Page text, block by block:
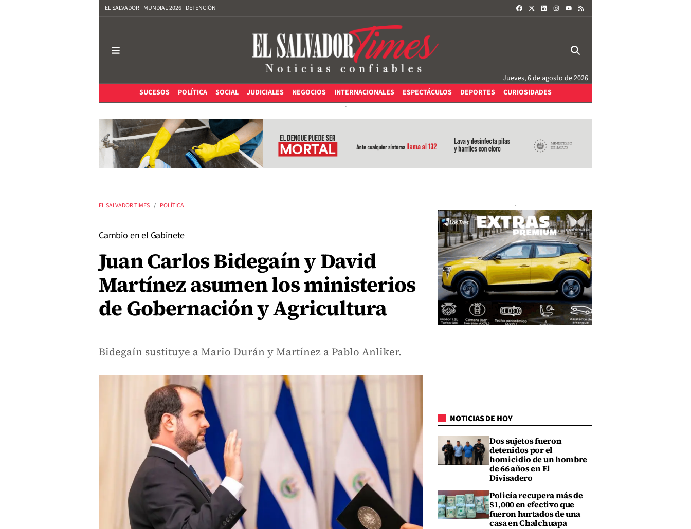
EL SALVADOR MUNDIAL 2026 DETENCIÓN FACEBOOKLINKEDININSTAGRAM
Jueves, 6 de agosto de 2026
SUCESOS
POLÍTICA SOCIAL JUDICIALES NEGOCIOS INTERNACIONALES ESPECTÁCULOS DEPORTES CURIOSIDADES
EL SALVADOR TIMES POLÍTICA
Cambio en el Gabinete
Juan Carlos Bidegaín y David
Martínez asumen los ministerios
de Gobernación y Agricultura
Bidegaín sustituye a Mario Durán y Martínez a Pablo Anliker.
NOTICIAS DE HOY
Dos sujetos fueron
detenidos por el
homicidio de un hombre
de 66 años en El
Divisadero
Policía recupera más de
$1,000 en efectivo que
fueron hurtados de una
casa en Chalchuapa